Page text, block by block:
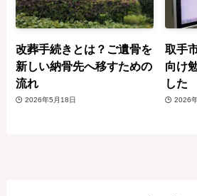
改葬手続きとは？ご遺骨を
新しい納骨先へ移すための
流れ
2026年5月18日
取手
向け
した
2026